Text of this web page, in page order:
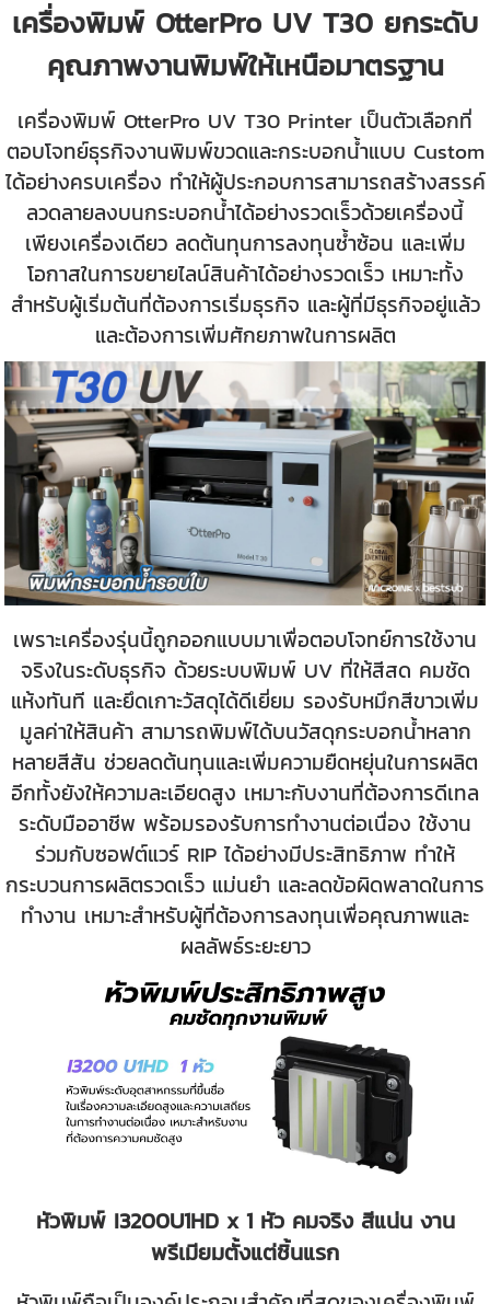
เครื่องพิมพ์ OtterPro UV T30 ยกระดับ
คุณภาพงานพิมพ์ให้เหนือมาตรฐาน
เครื่องพิมพ์ OtterPro UV T30 Printer เป็นตัวเลือกที่
ตอบโจทย์ธุรกิจงานพิมพ์ขวดและกระบอกน้ำแบบ Custom
ได้อย่างครบเครื่อง ทำให้ผู้ประกอบการสามารถสร้างสรรค์
ลวดลายลงบนกระบอกน้ำได้อย่างรวดเร็วด้วยเครื่องนี้
เพียงเครื่องเดียว ลดต้นทุนการลงทุนซ้ำซ้อน และเพิ่ม
โอกาสในการขยายไลน์สินค้าได้อย่างรวดเร็ว เหมาะทั้ง
สำหรับผู้เริ่มต้นที่ต้องการเริ่มธุรกิจ และผู้ที่มีธุรกิจอยู่แล้ว
และต้องการเพิ่มศักยภาพในการผลิต
เพราะเครื่องรุ่นนี้ถูกออกแบบมาเพื่อตอบโจทย์การใช้งาน
จริงในระดับธุรกิจ ด้วยระบบพิมพ์ UV ที่ให้สีสด คมชัด
แห้งทันที และยึดเกาะวัสดุได้ดีเยี่ยม รองรับหมึกสีขาวเพิ่ม
มูลค่าให้สินค้า สามารถพิมพ์ได้บนวัสดุกระบอกน้ำหลาก
หลายสีสัน ช่วยลดต้นทุนและเพิ่มความยืดหยุ่นในการผลิต
อีกทั้งยังให้ความละเอียดสูง เหมาะกับงานที่ต้องการดีเทล
ระดับมืออาชีพ พร้อมรองรับการทำงานต่อเนื่อง ใช้งาน
ร่วมกับซอฟต์แวร์ RIP ได้อย่างมีประสิทธิภาพ ทำให้
กระบวนการผลิตรวดเร็ว แม่นยำ และลดข้อผิดพลาดในการ
ทำงาน เหมาะสำหรับผู้ที่ต้องการลงทุนเพื่อคุณภาพและ
ผลลัพธ์ระยะยาว
หัวพิมพ์ I3200U1HD x 1 หัว คมจริง สีแน่น งาน
พรีเมียมตั้งแต่ชิ้นแรก